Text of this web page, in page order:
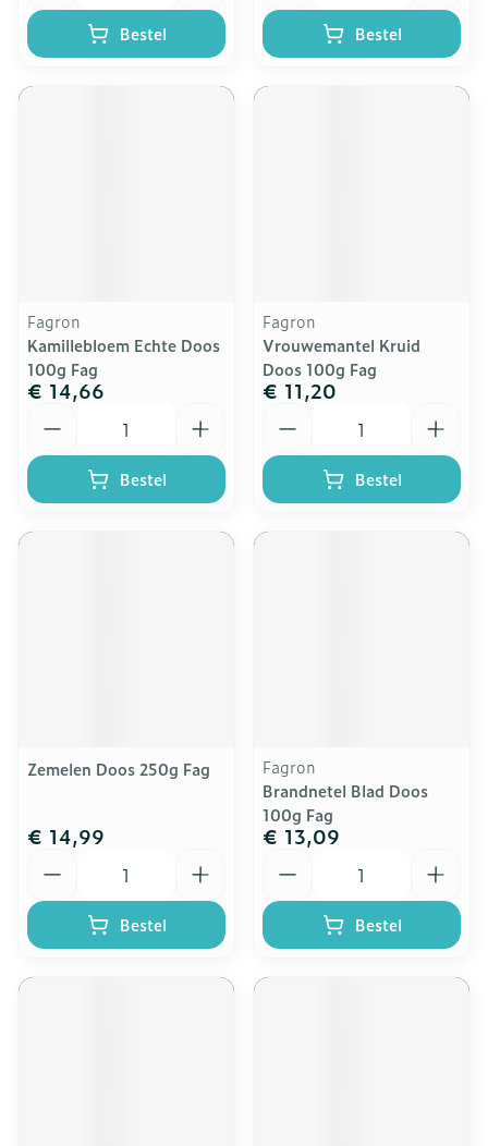
Bestel Bestel
Fagron
Kamillebloem Echte Doos
100g Fag
€ 14,66
Bestel
Fagron
Vrouwemantel Kruid
Doos 100g Fag
€ 11,20
Bestel
Zemelen Doos 250g Fag
€ 14,99
Bestel
Fagron
Brandnetel Blad Doos
100g Fag
€ 13,09
Bestel